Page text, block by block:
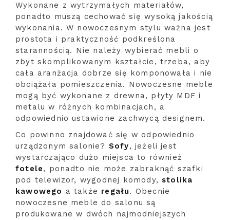
Wykonane z wytrzymałych materiałów,
ponadto muszą cechować się wysoką jakością
wykonania. W nowoczesnym stylu ważna jest
prostota i praktyczność podkreślona
starannością. Nie należy wybierać mebli o
zbyt skomplikowanym kształcie, trzeba, aby
cała aranżacja dobrze się komponowała i nie
obciążała pomieszczenia. Nowoczesne meble
mogą być wykonane z drewna, płyty MDF i
metalu w różnych kombinacjach, a
odpowiednio ustawione zachwycą designem.
Co powinno znajdować się w odpowiednio
urządzonym salonie? Sofy, jeżeli jest
wystarczająco dużo miejsca to również
fotele, ponadto nie może zabraknąć szafki
pod telewizor, wygodnej komody, stolika
kawowego a także regału. Obecnie
nowoczesne meble do salonu są
produkowane w dwóch najmodniejszych